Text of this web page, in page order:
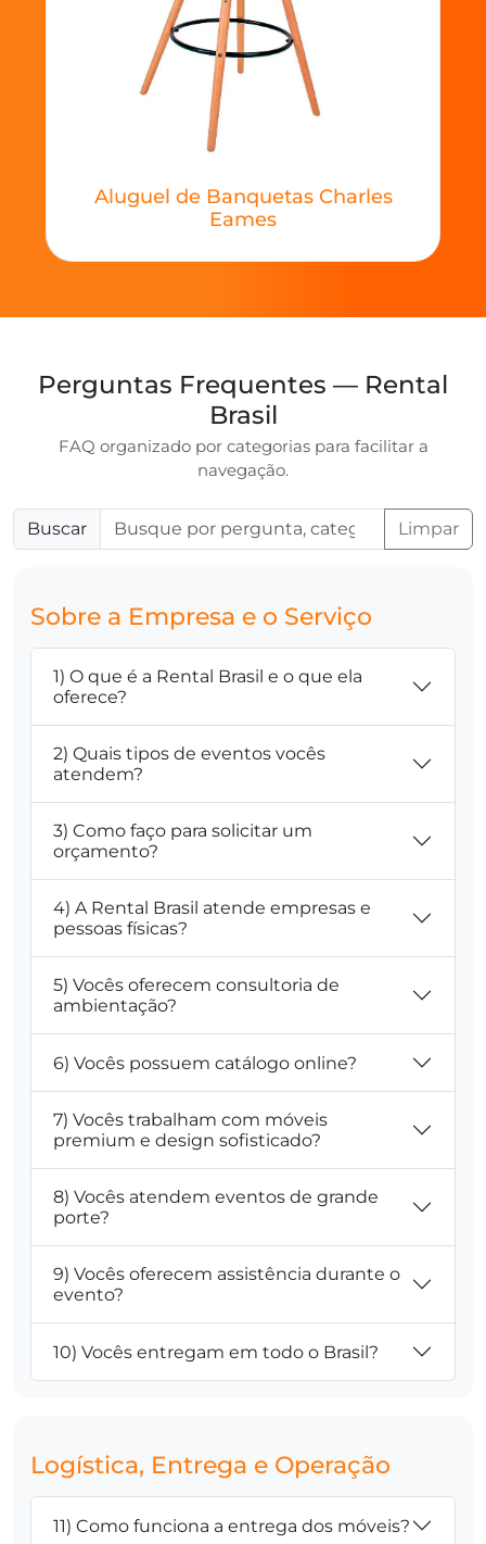
Aluguel de Banquetas Charles
Eames
Perguntas Frequentes — Rental
Brasil
FAQ organizado por categorias para facilitar a
navegação.
Buscar Limpar
Sobre a Empresa e o Serviço
1) O que é a Rental Brasil e o que ela
oferece?
2) Quais tipos de eventos vocês
atendem?
3) Como faço para solicitar um
orçamento?
4) A Rental Brasil atende empresas e
pessoas físicas?
5) Vocês oferecem consultoria de
ambientação?
6) Vocês possuem catálogo online?
7) Vocês trabalham com móveis
premium e design sofisticado?
8) Vocês atendem eventos de grande
porte?
9) Vocês oferecem assistência durante o
evento?
10) Vocês entregam em todo o Brasil?
Logística, Entrega e Operação
11) Como funciona a entrega dos móveis?